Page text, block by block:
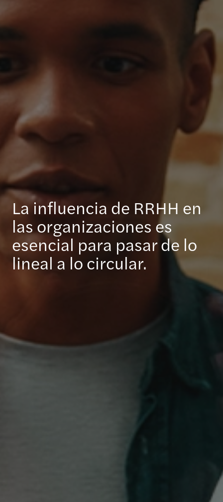
La influencia de RRHH en
las organizaciones es
esencial para pasar de lo
lineal a lo circular.